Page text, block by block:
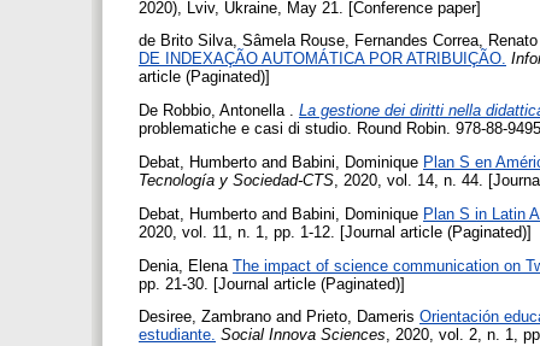
2020), Lviv, Ukraine, May 21. [Conference paper]
de Brito Silva, Sâmela Rouse, Fernandes Correa, Renato
DE INDEXAÇÃO AUTOMÁTICA POR ATRIBUIÇÃO.
article (Paginated)]
De Robbio, Antonella. La gestione dei diritti nella
problematiche e casi di studio. Round Robin. 978-88-
Debat, Humberto and Babini, Dominique Plan S en
Tecnología y Sociedad-CTS, 2020, vol. 14, n. 44.
Debat, Humberto and Babini, Dominique Plan S in Latin
2020, vol. 11, n. 1, pp. 1-12. [Journal article (Paginated)]
Denia, Elena The impact of science communication on
pp. 21-30. [Journal article (Paginated)]
Desiree, Zambrano and Prieto, Dameris Orientación
estudiante. Social Innova Sciences, 2020, vol. 2, n. 1,